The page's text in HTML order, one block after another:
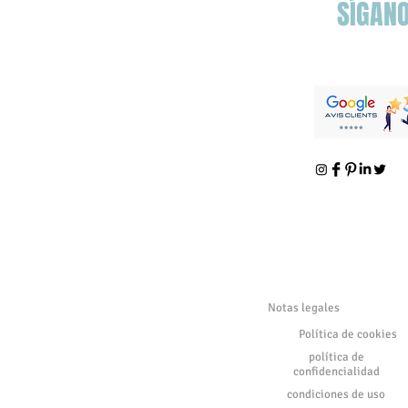
Notas legales
Política de cookies
política de
confidencialidad
condiciones de uso